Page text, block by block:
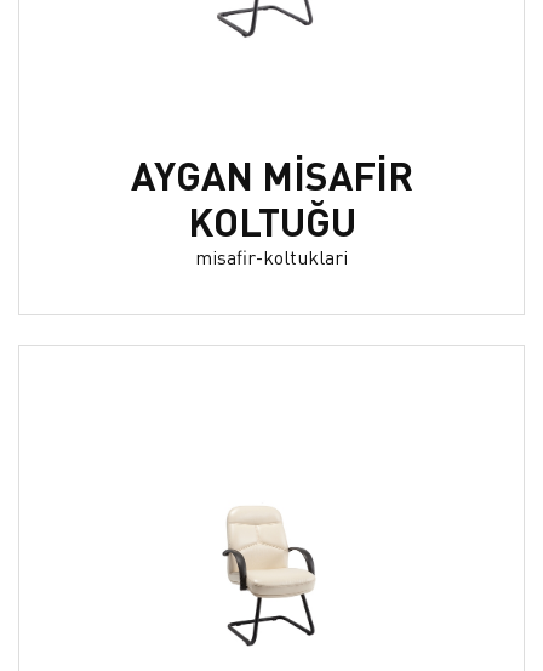
AYGAN MİSAFİR
KOLTUĞU
misafir-koltuklari